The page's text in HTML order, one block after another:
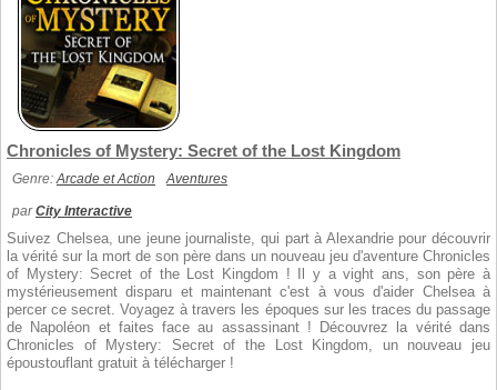
Chronicles of Mystery: Secret of the Lost Kingdom
Genre:Arcade et Action Aventures
parCity Interactive
Suivez Chelsea, une jeune journaliste, qui part à Alexandrie pour découvrir
la vérité sur la mort de son père dans un nouveau jeu d'aventure Chronicles
of Mystery: Secret of the Lost Kingdom ! Il y a vight ans, son père à
mystérieusement disparu et maintenant c'est à vous d'aider Chelsea à
percer ce secret. Voyagez à travers les époques sur les traces du passage
de Napoléon et faites face au assassinant ! Découvrez la vérité dans
Chronicles of Mystery: Secret of the Lost Kingdom, un nouveau jeu
époustouflant gratuit à télécharger !